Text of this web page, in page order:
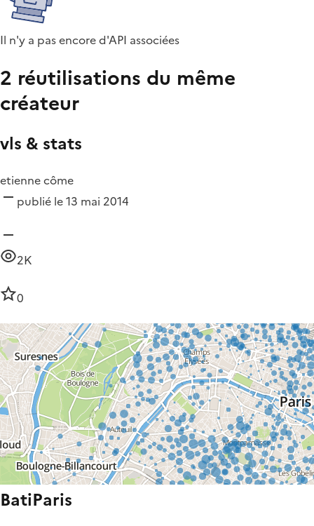
Il n'y a pas encore d'API associées
2 réutilisations du même
créateur
vls & stats
etienne côme
publié le 13 mai 2014
2K
0
BatiParis